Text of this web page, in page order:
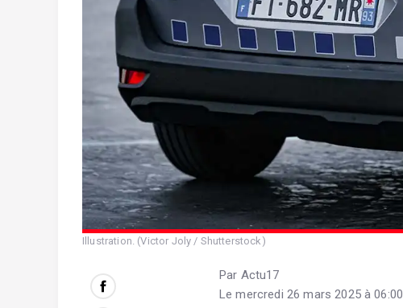
Illustration. (Victor Joly / Shutterstock)
Par Actu17
Le mercredi 26 mars 2025 à 06:00